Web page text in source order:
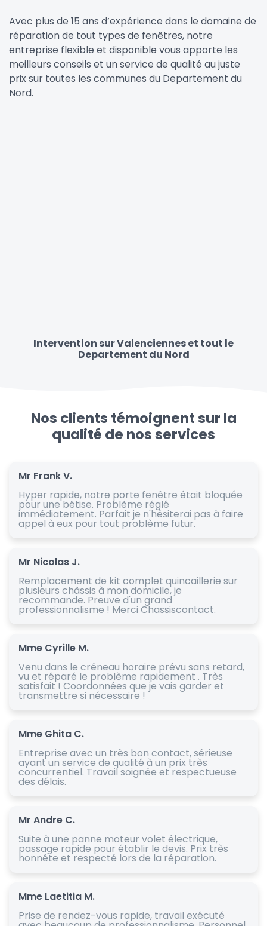
Avec plus de 15 ans d’expérience dans le domaine de
réparation de tout types de fenêtres, notre
entreprise flexible et disponible vous apporte les
meilleurs conseils et un service de qualité au juste
prix sur toutes les communes du Departement du
Nord.
Intervention sur Valenciennes et tout le
Departement du Nord
Nos clients témoignent sur la
qualité de nos services
Mr Frank V.
Hyper rapide, notre porte fenêtre était bloquée
pour une bêtise. Problème réglé
immédiatement. Parfait je n'hésiterai pas à faire
appel à eux pour tout problème futur.
Mr Nicolas J.
Remplacement de kit complet quincaillerie sur
plusieurs châssis à mon domicile, je
recommande. Preuve d'un grand
professionnalisme ! Merci Chassiscontact.
Mme Cyrille M.
Venu dans le créneau horaire prévu sans retard,
vu et réparé le problème rapidement . Très
satisfait ! Coordonnées que je vais garder et
transmettre si nécessaire !
Mme Ghita C.
Entreprise avec un très bon contact, sérieuse
ayant un service de qualité à un prix très
concurrentiel. Travail soignée et respectueuse
des délais.
Mr Andre C.
Suite à une panne moteur volet électrique,
passage rapide pour établir le devis. Prix très
honnête et respecté lors de la réparation.
Mme Laetitia M.
Prise de rendez-vous rapide, travail exécuté